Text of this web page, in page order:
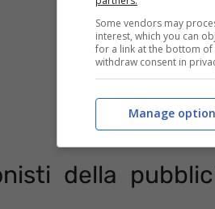
della
Some vendors may
interest, which you can
for a link at the bottom
withdraw consent in
Manage